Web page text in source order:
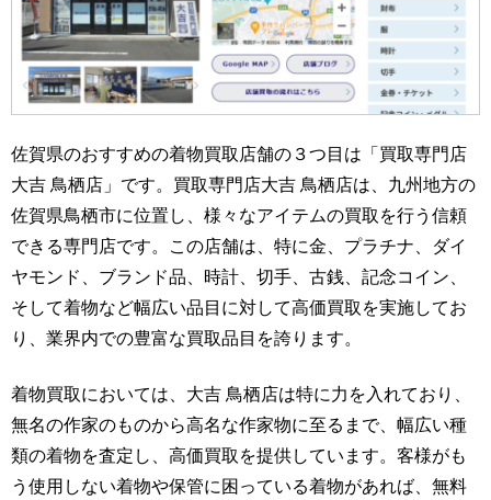
佐賀県のおすすめの着物買取店舗の３つ目は「買取専門店
大吉 鳥栖店」です。買取専門店大吉 鳥栖店は、九州地方の
佐賀県鳥栖市に位置し、様々なアイテムの買取を行う信頼
できる専門店です。この店舗は、特に金、プラチナ、ダイ
ヤモンド、ブランド品、時計、切手、古銭、記念コイン、
そして着物など幅広い品目に対して高価買取を実施してお
り、業界内での豊富な買取品目を誇ります。
着物買取においては、大吉 鳥栖店は特に力を入れており、
無名の作家のものから高名な作家物に至るまで、幅広い種
類の着物を査定し、高価買取を提供しています。客様がも
う使用しない着物や保管に困っている着物があれば、無料